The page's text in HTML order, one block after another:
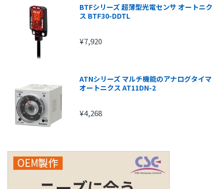
BTFシリーズ 超薄型光電センサ オートニク
ス BTF30-DDTL
¥7,920
ATNシリーズ マルチ機能のアナログタイマ
オートニクス AT11DN-2
¥4,268